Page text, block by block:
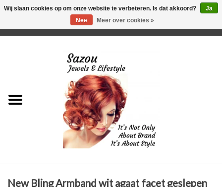
Just for Him
New Bling Armband wit agaat facet geslepen
Wij slaan cookies op om onze website te verbeteren. Is dat akkoord?
Ja
Nee
Meer over cookies »